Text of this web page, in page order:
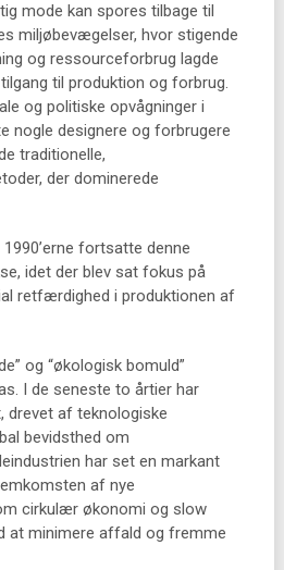
mode kan spores tilbage til
miljøbevægelser, hvor stigende
og ressourceforbrug lagde
til produktion og forbrug.
og politiske opvågninger i
nogle designere og forbrugere
traditionelle,
der dominerede
fortsatte denne
idet der blev sat fokus på
retfærdighed i produktionen af
og “økologisk bomuld”
I de seneste to årtier har
drevet af teknologiske
bevidsthed om
har set en markant
af nye
cirkulær økonomi og slow
at minimere affald og fremme